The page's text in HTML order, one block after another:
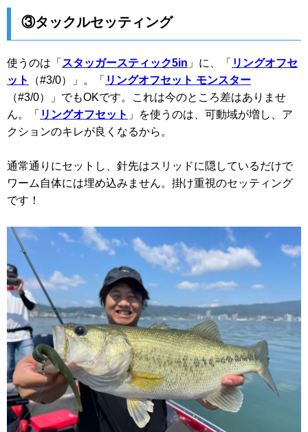
③タックルセッティング
使うのは「 スタッガースティック5in 」に、「 リングオフセ
ット
（#3/0）」。「 リングオフセット モンスター
（#3/0）」でもOKです。これは今のところ差はありませ
ん。「 リングオフセット 」を使うのは、可動域が増し、ア
クションのキレが良くなるから。
通常通りにセットし、針先はスリッドに隠しているだけで
ワーム自体には埋め込みません。掛け重視のセッティング
です！